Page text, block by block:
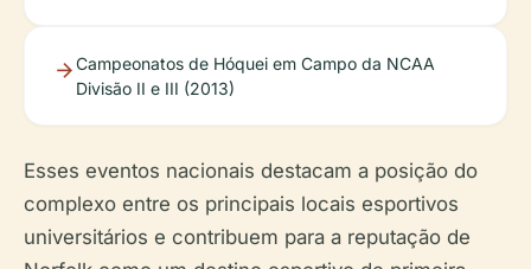
Campeonatos de Hóquei em Campo da NCAA
Divisão II e III (2013)
Esses eventos nacionais destacam a posição do
complexo entre os principais locais esportivos
universitários e contribuem para a reputação de